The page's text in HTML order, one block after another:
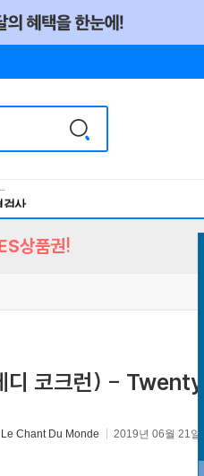
검사
상품권!
코크런) -
Le Chant Du Monde 2019년 06월 21일